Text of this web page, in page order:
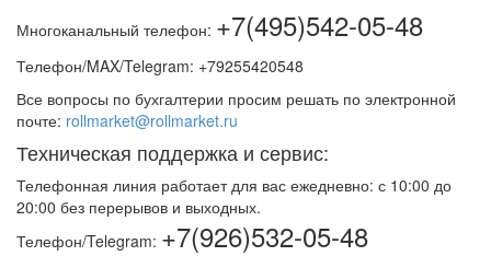
Многоканальный телефон: +7(495)542-05-48
Телефон/MAX/Telegram: +79255420548
Все вопросы по бухгалтерии просим решать по электронной
почте: rollmarket@rollmarket.ru
Техническая поддержка и сервис:
Телефонная линия работает для вас ежедневно: с 10:00 до
20:00 без перерывов и выходных.
Телефон/Telegram: +7(926)532-05-48